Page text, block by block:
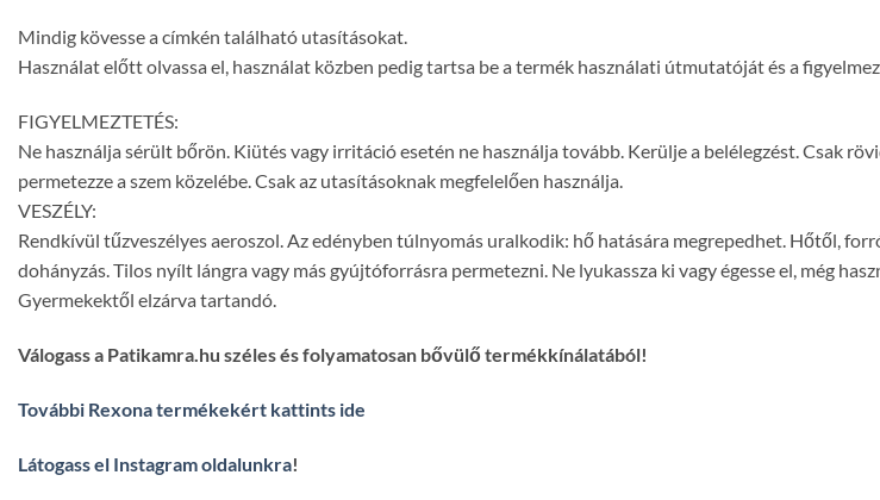
Mindig kövesse a címkén található utasításokat.
Használat előtt olvassa el, használat közben pedig tartsa be a termék használati útmutatóját és a
FIGYELMEZTETÉS:
Ne használja sérült bőrön. Kiütés vagy irritáció esetén ne használja tovább. Kerülje a belélegzést. Csak
permetezze a szem közelébe. Csak az utasításoknak megfelelően használja.
VESZÉLY:
Rendkívül tűzveszélyes aeroszol. Az edényben túlnyomás uralkodik: hő hatására megrepedhet. Hőtől,
dohányzás. Tilos nyílt lángra vagy más gyújtóforrásra permetezni. Ne lyukassza ki vagy égesse el, még
Gyermekektől elzárva tartandó.
Válogass a Patikamra.hu széles és folyamatosan bővülő termékkínálatából!
További Rexona termékekért kattints ide
Látogass el Instagram oldalunkra!